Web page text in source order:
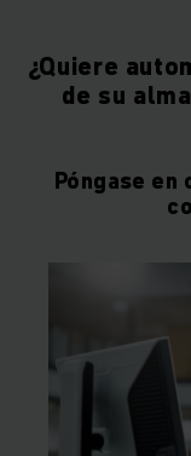
¿Quiere
de su
Póngase